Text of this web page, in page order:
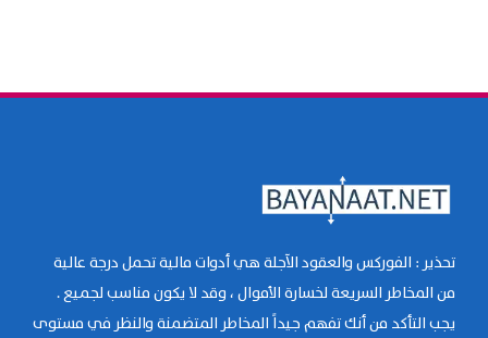
تحذير : الفوركس والعقود الآجلة هي أدوات مالية تحمل درجة عالية
من المخاطر السريعة لخسارة الأموال ، وقد لا يكون مناسب لجميع .
يجب التأكد من أنك تفهم جيداً المخاطر المتضمنة والنظر في مستوى